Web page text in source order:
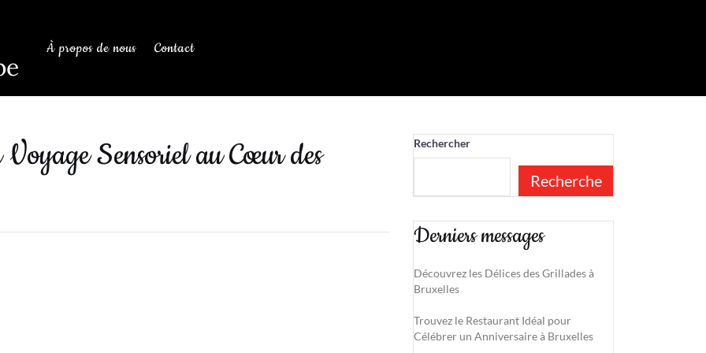
À propos de nous Contact
Sensoriel au Cœur des
Rechercher
Recherche
Derniers messages
Découvrez les Délices des Grillades à
Bruxelles
Trouvez le Restaurant Idéal pour
Célébrer un Anniversaire à Bruxelles